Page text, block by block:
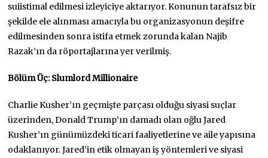
suiistimal edilmesi izleyiciye aktarıyor. Konunun tarafsız bir
şekilde ele alınması amacıyla bu organizasyonun deşifre
edilmesinden sonra istifa etmek zorunda kalan Najib
Razak’ın da röportajlarına yer verilmiş.
Bölüm Üç: Slumlord Millionaire
Charlie Kusher’ın geçmişte parçası olduğu siyasi suçlar
üzerinden, Donald Trump’ın damadı olan oğlu Jared
Kusher’ın günümüzdeki ticari faaliyetlerine ve aile yapısına
odaklanıyor. Jared’in etik olmayan iş yöntemleri ve siyasi